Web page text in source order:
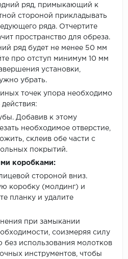
ряд, примыкающий к
стороной прикладывать
ряда. Отчертите
пространство для обреза.
ряд будет не менее 50 мм
про отступ минимум 10 мм
установки,
убрать.
точек упора необходимо
Добавив к этому
необходимое отверстие,
склеив обе части с
покрытий.
коробками:
стороной вниз.
коробку (молдинг) и
планку и удалите
при замыкании
соизмеряя силу
без использования молотков
инструментов, чтобы